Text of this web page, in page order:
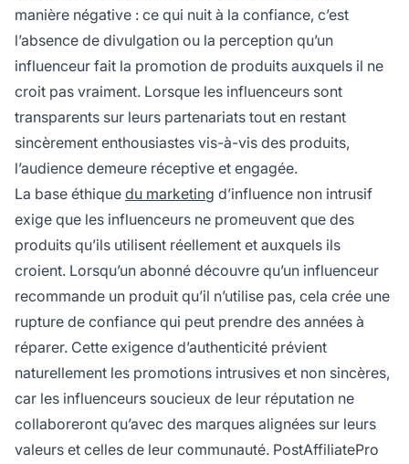
manière négative : ce qui nuit à la confiance, c’est
l’absence de divulgation ou la perception qu’un
influenceur fait la promotion de produits auxquels il ne
croit pas vraiment. Lorsque les influenceurs sont
transparents sur leurs partenariats tout en restant
sincèrement enthousiastes vis-à-vis des produits,
l’audience demeure réceptive et engagée.
La base éthique du marketing d’influence non intrusif
exige que les influenceurs ne promeuvent que des
produits qu’ils utilisent réellement et auxquels ils
croient. Lorsqu’un abonné découvre qu’un influenceur
recommande un produit qu’il n’utilise pas, cela crée une
rupture de confiance qui peut prendre des années à
réparer. Cette exigence d’authenticité prévient
naturellement les promotions intrusives et non sincères,
car les influenceurs soucieux de leur réputation ne
collaboreront qu’avec des marques alignées sur leurs
valeurs et celles de leur communauté. PostAffiliatePro